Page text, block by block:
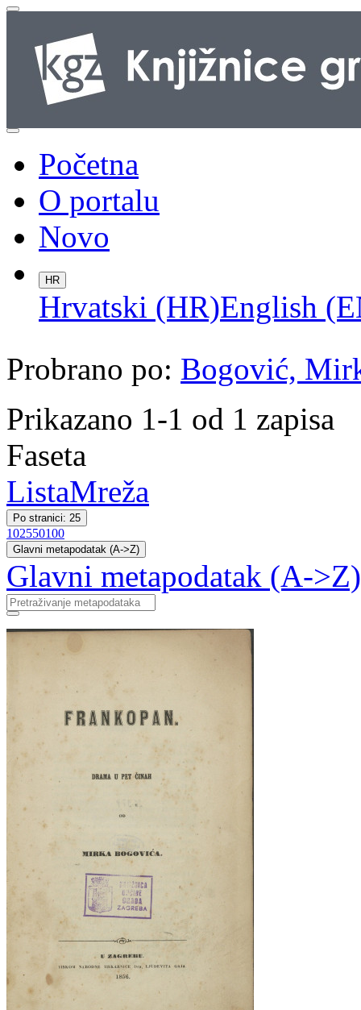
Početna
O portalu
Novo
HR
Hrvatski (HR)English
Probrano po: Bogović,
Prikazano 1-1 od 1 zapisa
Faseta
ListaMreža
Po stranici: 25
102550100
Glavni metapodatak (A->Z)
Glavni metapodatak (A->Z)